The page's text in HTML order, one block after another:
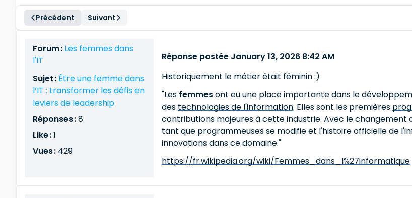
Précédent Suivant
Forum : Les femmes dans
l'IT
Sujet : Être une femme dans
l’IT : transformer les défis en
leviers de leadership
Réponses :8
Like :1
Vues : 429
Réponse postée January 13, 2026 8:42 AM
Historiquement le métier était féminin :)
"Les femmesont eu une place importante dans le
des technologies de l'information. Elles sont les premières
contributions majeures à cette industrie. Avec le
tant que programmeuses se modifie et l'histoire officielle de
innovations dans ce domaine."
https://fr.wikipedia.org/wiki/Femmes_dans_l%27informatique